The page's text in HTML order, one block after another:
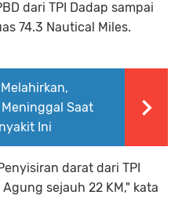
dari TPI Dadap sampai
74.3 Nautical Miles.
Saat
Ini
darat dari TPI
Agung sejauh 22 KM," kata